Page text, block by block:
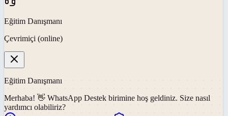
Eğitim Danışmanı
Çevrimiçi (online)
Eğitim Danışmanı
Merhaba! 👋 WhatsApp Destek birimine hoş geldiniz. Size nasıl
yardımcı olabiliriz?